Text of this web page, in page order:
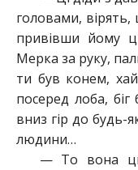
головами,
привівши йому
Мерка за руку,
ти був конем,
посеред лоба,
вниз гір до будь-
людини…
— То вона